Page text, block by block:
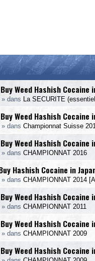
Weed Hashish Cocaine
» dans La SECURITE
Weed Hashish Cocaine
» dans Championnat Suisse
Weed Hashish Cocaine
» dans CHAMPIONNAT 2016
Hashish Cocaine in
» dans CHAMPIONNAT 2014
Weed Hashish Cocaine
» dans CHAMPIONNAT 2011
Weed Hashish Cocaine
» dans CHAMPIONNAT 2009
Weed Hashish Cocaine